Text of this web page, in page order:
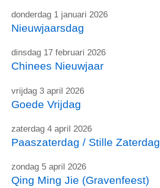
donderdag 1 januari 2026
Nieuwjaarsdag
dinsdag 17 februari 2026
Chinees Nieuwjaar
vrijdag 3 april 2026
Goede Vrijdag
zaterdag 4 april 2026
Paaszaterdag / Stille Zaterdag
zondag 5 april 2026
Qing Ming Jie (Gravenfeest)